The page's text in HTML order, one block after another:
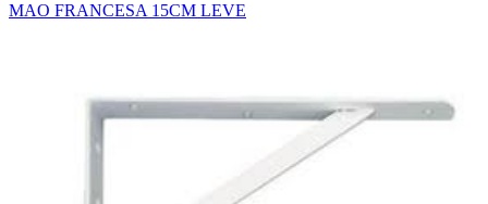
MAO FRANCESA 15CM LEVE